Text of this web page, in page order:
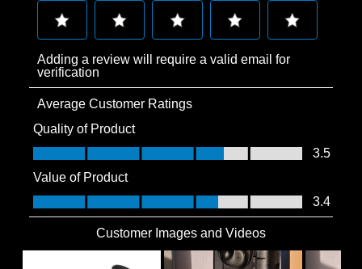
to
rate
the
item
with
star.
to
rate
the
item
with
stars.
open
rate
the
with
open
rate
with
open
rate
with
open
Adding a review will require a valid email for
verification
Average Customer Ratings
Quality of Product
Quality of Product, 3.5 out of 5
3.5
Value of Product
Value of Product, 3.4 out of 5
3.4
Customer Images and Videos